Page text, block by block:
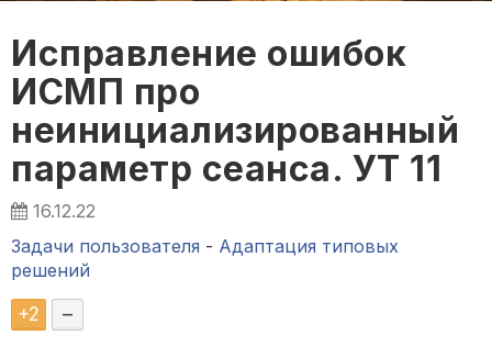
Исправление ошибок
ИСМП про
неинициализированный
параметр сеанса. УТ 11
16.12.22
Задачи пользователя - Адаптация типовых
решений
+2 –